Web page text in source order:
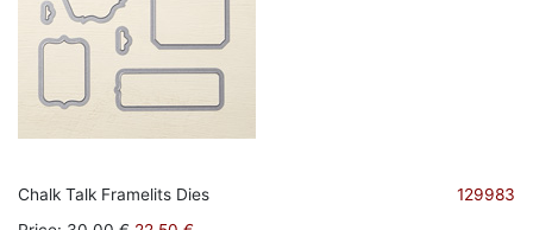
Chalk Talk Framelits Dies
129983